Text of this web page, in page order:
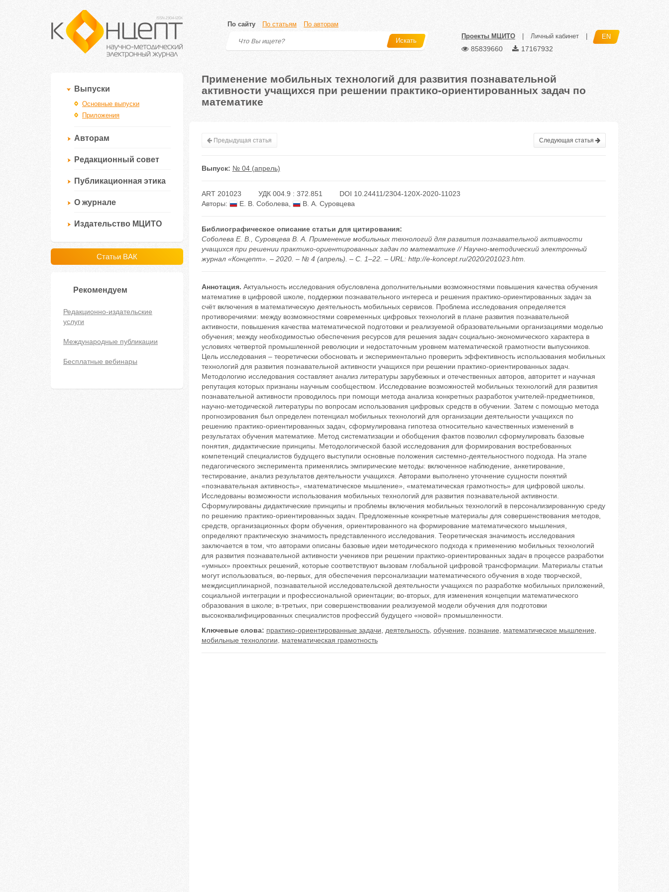
По сайту По статьям По авторам
Искать
Проекты МЦИТО Личный кабинет EN
85839660 17167932
Выпуски
Основные выпуски
Приложения
Авторам
Редакционный совет
Публикационная этика
О журнале
Издательство МЦИТО
Статьи ВАК
Рекомендуем
Редакционно-издательские
услуги
Международные публикации
Бесплатные вебинары
Применение мобильных технологий для развития познавательной
активности учащихся при решении практико-ориентированных задач по
математике
Предыдущая статья Следующая статья
Выпуск: № 04 (апрель)
ART 201023 УДК 004.9 : 372.851
DOI 10.24411/2304-120X-2020-11023
Авторы:
Е. В. Соболева В. А. Суровцева
Библиографическое описание статьи для цитирования:
Соболева Е. В., Суровцева В. А. Применение мобильных технологий для развития познавательной активности
учащихся при решении практико-ориентированных задач по математике // Научно-методический электронный
журнал «Концепт». – 2020. – № 4 (апрель). – С. 1–22. – URL: http://e-koncept.ru/2020/201023.htm.
Аннотация. Актуальность исследования обусловлена дополнительными возможностями повышения качества обучения
математике в цифровой школе, поддержки познавательного интереса и решения практико-ориентированных задач за
счёт включения в математическую деятельность мобильных сервисов. Проблема исследования определяется
противоречиями: между возможностями современных цифровых технологий в плане развития познавательной
активности, повышения качества математической подготовки и реализуемой образовательными организациями моделью
обучения; между необходимостью обеспечения ресурсов для решения задач социально-экономического характера в
условиях четвертой промышленной революции и недостаточным уровнем математической грамотности выпускников.
Цель исследования – теоретически обосновать и экспериментально проверить эффективность использования мобильных
технологий для развития познавательной активности учащихся при решении практико-ориентированных задач.
Методологию исследования составляет анализ литературы зарубежных и отечественных авторов, авторитет и научная
репутация которых признаны научным сообществом. Исследование возможностей мобильных технологий для развития
познавательной активности проводилось при помощи метода анализа конкретных разработок учителей-предметников,
научно-методической литературы по вопросам использования цифровых средств в обучении. Затем с помощью метода
прогнозирования был определен потенциал мобильных технологий для организации деятельности учащихся по
решению практико-ориентированных задач, сформулирована гипотеза относительно качественных изменений в
результатах обучения математике. Метод систематизации и обобщения фактов позволил сформулировать базовые
понятия, дидактические принципы. Методологической базой исследования для формирования востребованных
компетенций специалистов будущего выступили основные положения системно-деятельностного подхода. На этапе
педагогического эксперимента применялись эмпирические методы: включенное наблюдение, анкетирование,
тестирование, анализ результатов деятельности учащихся. Авторами выполнено уточнение сущности понятий
«познавательная активность», «математическое мышление», «математическая грамотность» для цифровой школы.
Исследованы возможности использования мобильных технологий для развития познавательной активности.
Сформулированы дидактические принципы и проблемы включения мобильных технологий в персонализированную среду
по решению практико-ориентированных задач. Предложенные конкретные материалы для совершенствования методов,
средств, организационных форм обучения, ориентированного на формирование математического мышления,
определяют практическую значимость представленного исследования. Теоретическая значимость исследования
заключается в том, что авторами описаны базовые идеи методического подхода к применению мобильных технологий
для развития познавательной активности учеников при решении практико-ориентированных задач в процессе разработки
«умных» проектных решений, которые соответствуют вызовам глобальной цифровой трансформации. Материалы статьи
могут использоваться, во-первых, для обеспечения персонализации математического обучения в ходе творческой,
междисциплинарной, познавательной исследовательской деятельности учащихся по разработке мобильных приложений,
социальной интеграции и профессиональной ориентации; во-вторых, для изменения концепции математического
образования в школе; в-третьих, при совершенствовании реализуемой модели обучения для подготовки
высококвалифицированных специалистов профессий будущего «новой» промышленности.
Ключевые слова: практико-ориентированные задачи деятельность, обучение познание математическое мышление
мобильные технологии
математическая грамотность